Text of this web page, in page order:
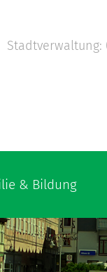
Stadtverwaltung:
& Bildung